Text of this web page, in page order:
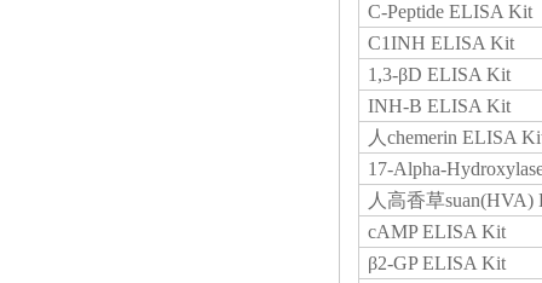
C-Peptide ELISA Kit
C1INH ELISA Kit
1,3-βD ELISA Kit
INH-B ELISA Kit
人 chemerin ELISA
17-Alpha-
人高香草suan(HVA)
cAMP ELISA Kit
β2-GP ELISA Kit